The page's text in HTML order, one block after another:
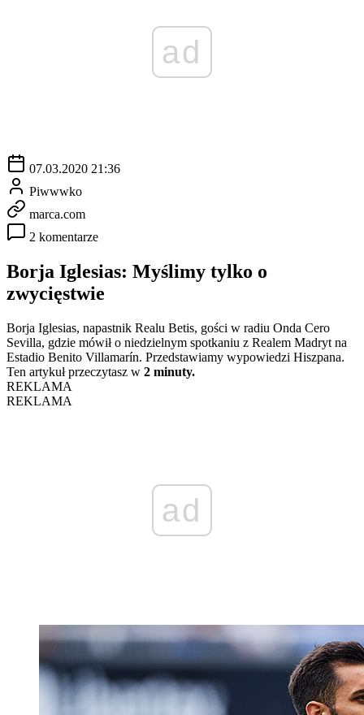
ad
07.03.2020 21:36
Piwwwko
marca.com
2 komentarze
Borja Iglesias: Myślimy tylko o
zwycięstwie
Borja Iglesias, napastnik Realu Betis, gości w radiu Onda Cero
Sevilla, gdzie mówił o niedzielnym spotkaniu z Realem Madryt na
Estadio Benito Villamarín. Przedstawiamy wypowiedzi Hiszpana.
Ten artykuł przeczytasz w 2 minuty.
REKLAMA
REKLAMA
ad